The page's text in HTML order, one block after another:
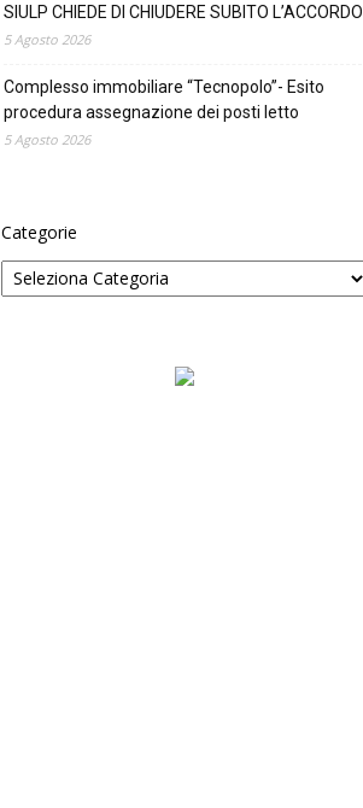
SIULP CHIEDE DI CHIUDERE SUBITO L’ACCORDO
5 Agosto 2026
Complesso immobiliare “Tecnopolo”- Esito
procedura assegnazione dei posti letto
5 Agosto 2026
Categorie